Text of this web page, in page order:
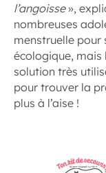
l’angoisse»,
nombreuses
menstruelle pour
écologique, mais
solution très
pour trouver la
plus à l’aise !